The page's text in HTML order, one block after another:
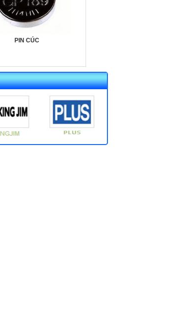
PIN CÚC